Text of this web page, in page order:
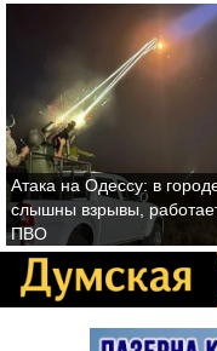
Атака на Одессу: в
слышны взрывы,
ПВО